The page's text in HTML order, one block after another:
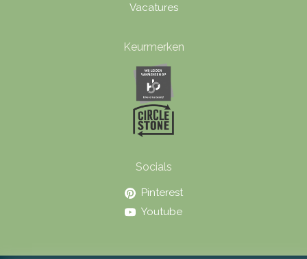
Vacatures
Keurmerken
Socials
Pinterest
Youtube